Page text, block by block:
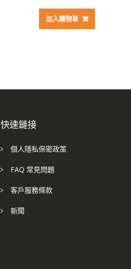
加入購物車
快速鏈接
個人隱私保密政策
FAQ 常見問題
客戶服務條款
新聞